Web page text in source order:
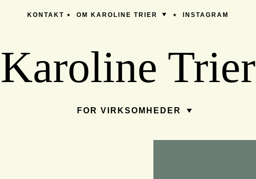
KONTAKT OM KAROLINE TRIER INSTAGRAM
Karoline Trier
FOR VIRKSOMHEDER